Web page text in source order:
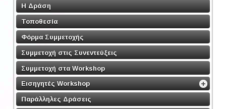
Η Δράση
Τοποθεσία
Φόρμα Συμμετοχής
Συμμετοχή στις Συνεντεύξεις
Συμμετοχή στα Workshop
Εισηγητές Workshop
Παράλληλες Δράσεις